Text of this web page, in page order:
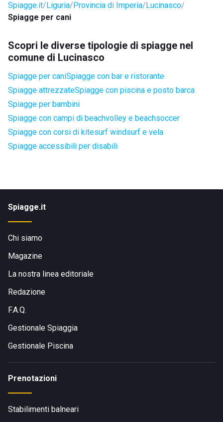
Spiagge.it Liguria Provincia di Imperia Lucinasco
Spiagge per cani
Scopri le diverse tipologie di spiagge nel
comune di Lucinasco
Spiagge per caniSpiagge con bar e ristorante
Spiagge attrezzateSpiagge con piscina e posto barca
Spiagge per bambini
Spiagge con campi di beachvolley e beachsoccer
Spiagge con corsi di kitesurf windsurf e vela
Spiagge accessibili per disabili
Spiagge.it
Chi siamo
Magazine
La nostra linea editoriale
Redazione
F.A.Q.
Gestionale Spiaggia
Gestionale Piscina
Prenotazioni
Stabilimenti balneari